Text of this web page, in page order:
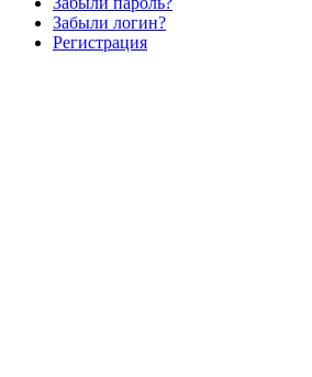
Забыли логин?
Регистрация